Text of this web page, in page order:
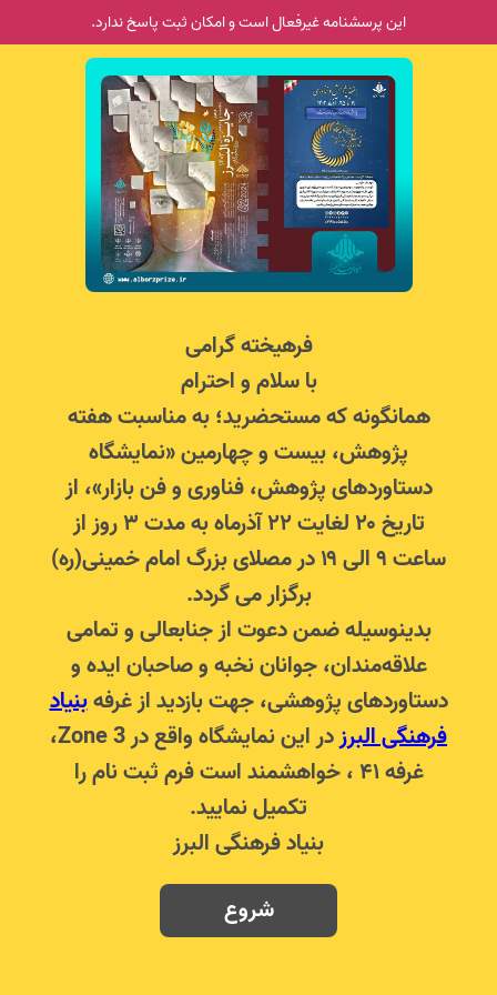
این پرسشنامه غیر‌فعال است و امکان ثبت پاسخ ندارد.
فرهیخته گرامی
با سلام و احترام
همانگونه که مستحضرید؛ به مناسبت هفته
پژوهش، بیست و چهارمین «نمایشگاه
دستاوردهای پژوهش، فناوری و فن بازار»، از
تاریخ ۲۰ لغایت ۲۲ آذرماه به مدت ۳ روز از
ساعت ۹ الی ۱۹ در مصلای بزرگ امام خمینی(ره)
برگزار می گردد.
بدینوسیله ضمن دعوت از جنابعالی و تمامی
علاقه‌مندان، جوانان نخبه و صاحبان ایده و
دستاوردهای پژوهشی، جهت بازدید از غرفهبنیاد
فرهنگی البرز
در این نمایشگاه واقع در Zone 3،
غرفه ۴۱ ، خواهشمند است فرم ثبت نام را
تکمیل نمایید.
بنیاد فرهنگی البرز
شروع